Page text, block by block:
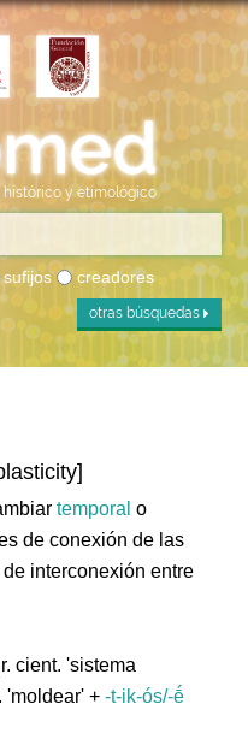
y etimológico
sufijos creadores
otras búsquedas
temporal o
de conexión de las
interconexión entre
cient. 'sistema
'moldear' +-t-ik-ós/-ḗ